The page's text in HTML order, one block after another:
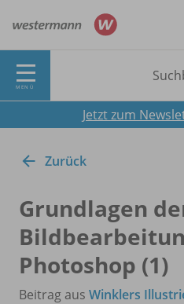
MENÜ
Jetzt zum
Zurück
Grundlagen
Photoshop (1)
Beitrag aus Winklers